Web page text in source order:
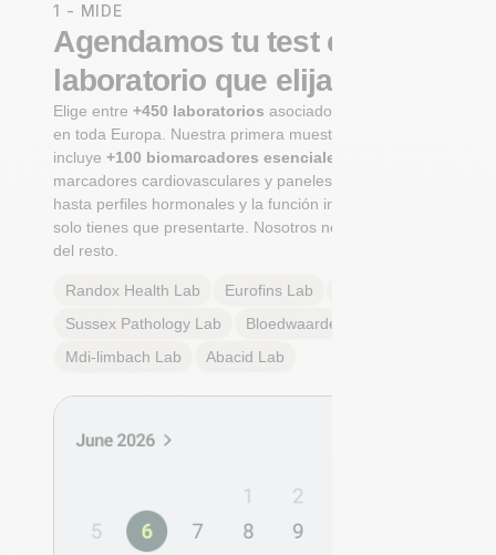
1 - MIDE
Agendamos tu test en un
laboratorio que elijas
Elige entre+450 laboratoriosasociados certificados
en toda Europa. Nuestra primera muestra integral
incluye+100 biomarcadores esenciales
marcadores cardiovasculares y paneles metabólicos
hasta perfiles hormonales y la función inmunológica. Tú
solo tienes que presentarte. Nosotros nos encargamos
del resto.
Randox Health Lab Eurofins Lab
Sussex Pathology Lab Bloedwaardentest
Mdi-limbach Lab Abacid Lab